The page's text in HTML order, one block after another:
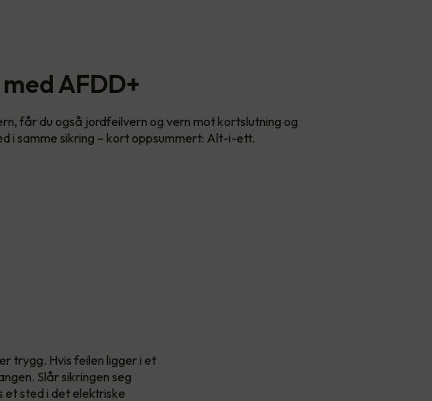
AFDD+
får du også jordfeilvern og vern mot kortslutning og
i samme sikring – kort oppsummert: Alt-i-ett.
trygg. Hvis feilen ligger i et
Slår sikringen seg
et sted i det elektriske